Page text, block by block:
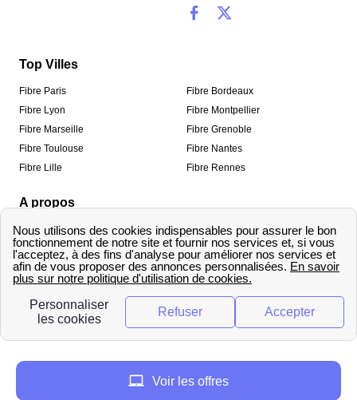
Top Villes
Fibre Paris
Fibre Lyon
Fibre Marseille
Fibre Toulouse
Fibre Lille
Fibre Bordeaux
Fibre Montpellier
Fibre Grenoble
Fibre Nantes
Fibre Rennes
A propos
Qui sommes-nous ?
Informations de contact
Méthodologie de classement
Mentions légales
Traitement des avis
Copyright © fibre-optique-eligibilite.fr 2026 – Tous
droits réservés
Voir les offres